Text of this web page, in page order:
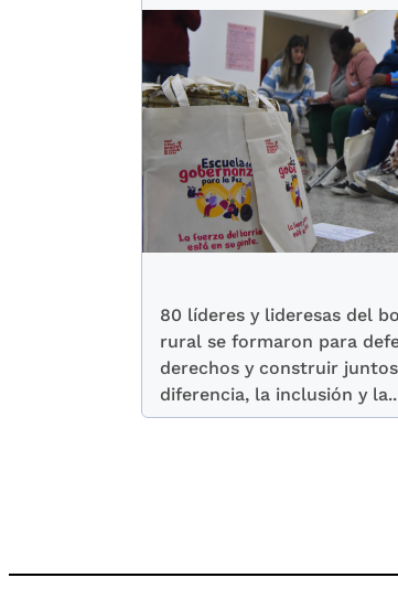
80 líderes y lideresas del
rural se formaron para
derechos y construir
diferencia, la inclusión y